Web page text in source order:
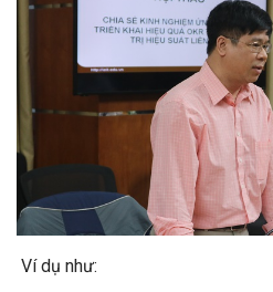
Ví dụ như: